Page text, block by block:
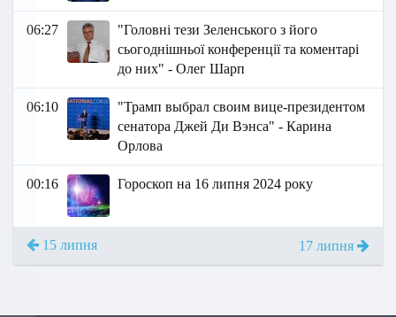
06:27
"Головні тези Зеленського з його
сьогоднішньої конференції та коментарі
до них" - Олег Шарп
06:10
"Трамп выбрал своим вице-президентом
сенатора Джей Ди Вэнса" - Карина
Орлова
00:16 Гороскоп на 16 липня 2024 року
15 липня 17 липня